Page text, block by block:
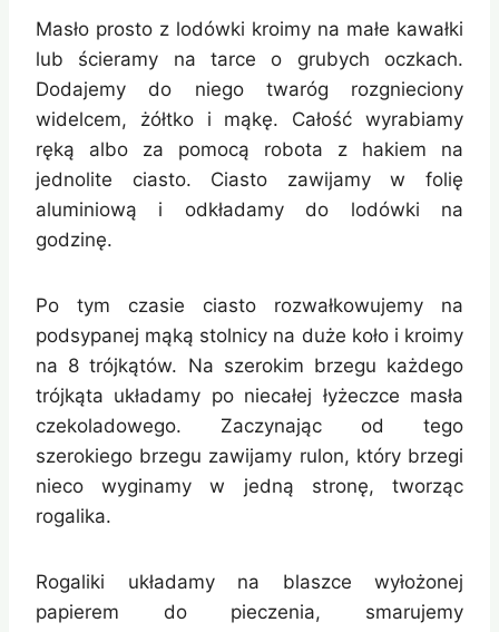
Masło prosto z lodówki kroimy na małe kawałki
lub ścieramy na tarce o grubych oczkach.
Dodajemy do niego twaróg rozgnieciony
widelcem, żółtko i mąkę. Całość wyrabiamy
ręką albo za pomocą robota z hakiem na
jednolite ciasto. Ciasto zawijamy w folię
aluminiową i odkładamy do lodówki na
godzinę.
Po tym czasie ciasto rozwałkowujemy na
podsypanej mąką stolnicy na duże koło i kroimy
na 8 trójkątów. Na szerokim brzegu każdego
trójkąta układamy po niecałej łyżeczce masła
czekoladowego. Zaczynając od tego
szerokiego brzegu zawijamy rulon, który brzegi
nieco wyginamy w jedną stronę, tworząc
rogalika.
Rogaliki układamy na blaszce wyłożonej
papierem do pieczenia, smarujemy